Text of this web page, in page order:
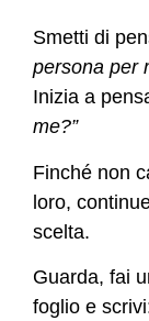
Smetti di
persona per
Inizia a
me?”
Finché non
loro,
scelta.
Guarda, fai
foglio e